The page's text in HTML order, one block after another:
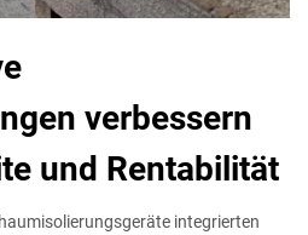
verbessern
und Rentabilität
integrierten